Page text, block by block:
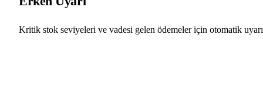
Kritik stok seviyeleri ve vadesi gelen ödemeler için otomatik